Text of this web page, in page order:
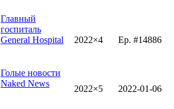
Главный
госпиталь
General Hospital
2022×4 Ep. #14886
Голые новости
Naked News
2022×5 2022-01-06